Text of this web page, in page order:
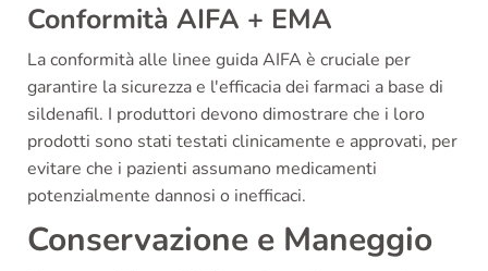
Conformità AIFA + EMA
La conformità alle linee guida AIFA è cruciale per
garantire la sicurezza e l'efficacia dei farmaci a base di
sildenafil. I produttori devono dimostrare che i loro
prodotti sono stati testati clinicamente e approvati, per
evitare che i pazienti assumano medicamenti
potenzialmente dannosi o inefficaci.
Conservazione e Maneggio